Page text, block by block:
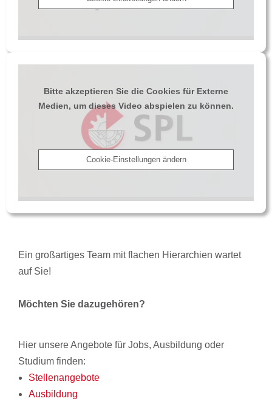
Bitte akzeptieren Sie die Cookies für Externe
Medien, um dieses Video abspielen zu können.
Cookie-Einstellungen ändern
Ein großartiges Team mit flachen Hierarchien wartet
auf Sie!
Möchten Sie dazugehören?
Hier unsere Angebote für Jobs, Ausbildung oder
Studium finden:
Stellenangebote
Ausbildung